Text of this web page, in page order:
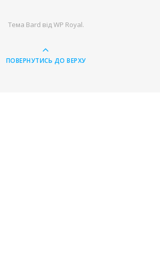
Тема Bard відWP Royal.
ПОВЕРНУТИСЬ ДО ВЕРХУ